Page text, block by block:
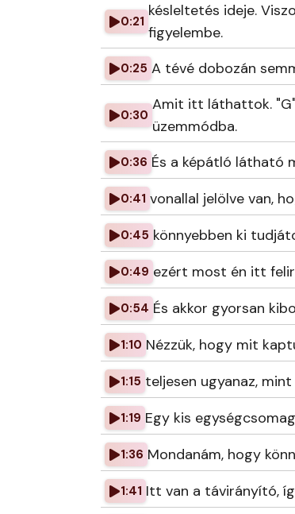
0:21
késleltetés ideje.
figyelembe.
0:25 A tévé dobozán
0:30
Amit itt láthattok.
üzemmódba.
0:36 És a képátló látható
0:41 vonallal jelölve van,
0:45 könnyebben ki
0:49 ezért most én itt
0:54 És akkor gyorsan
1:10 Nézzük, hogy mit
1:15 teljesen ugyanaz,
1:19 Egy kis
1:36 Mondanám, hogy
1:41 Itt van a távirányító,